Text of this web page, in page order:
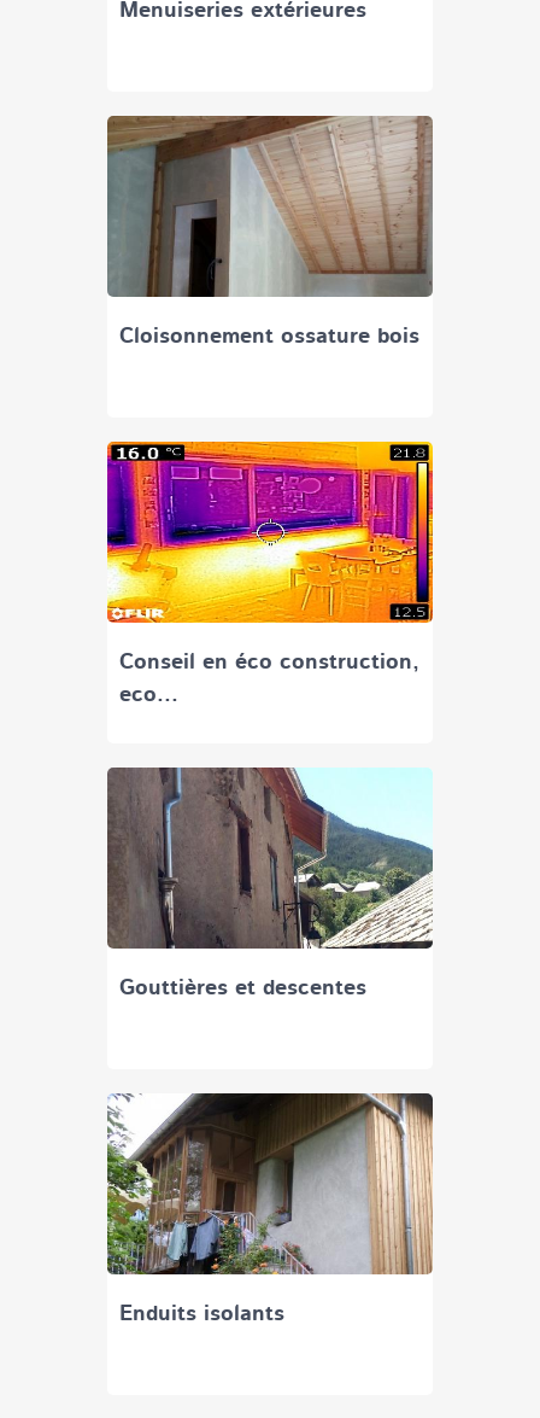
Menuiseries extérieures
Cloisonnement ossature bois
Conseil en éco construction,
eco...
Gouttières et descentes
Enduits isolants